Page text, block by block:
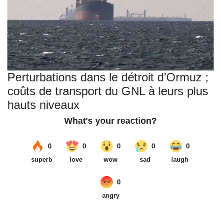
Perturbations dans le détroit d’Ormuz ;
coûts de transport du GNL à leurs plus
hauts niveaux